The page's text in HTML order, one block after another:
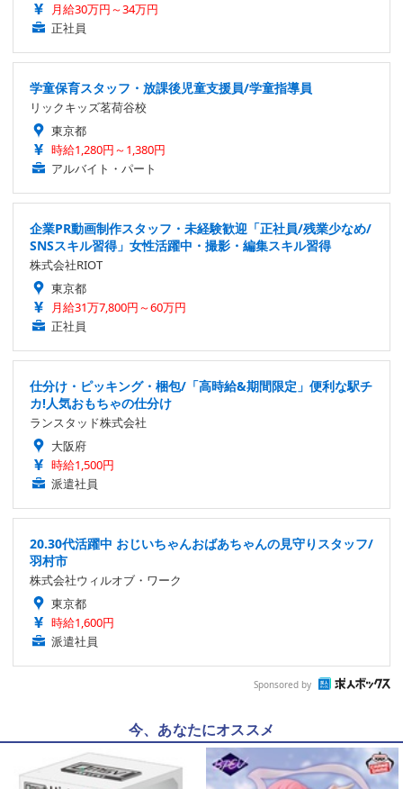
月給30万円～34万円
正社員
学童保育スタッフ・放課後児童支援員/学童指導員
リックキッズ茗荷谷校
東京都
時給1,280円～1,380円
アルバイト・パート
企業PR動画制作スタッフ・未経験歓迎「正社員/残業少なめ/
SNSスキル習得」女性活躍中・撮影・編集スキル習得
株式会社RIOT
東京都
月給31万7,800円～60万円
正社員
仕分け・ピッキング・梱包/「高時給&期間限定」便利な駅チ
カ!人気おもちゃの仕分け
ランスタッド株式会社
大阪府
時給1,500円
派遣社員
20.30代活躍中 おじいちゃんおばあちゃんの見守りスタッフ/
羽村市
株式会社ウィルオブ・ワーク
東京都
時給1,600円
派遣社員
Sponsored by
今、あなたにオススメ